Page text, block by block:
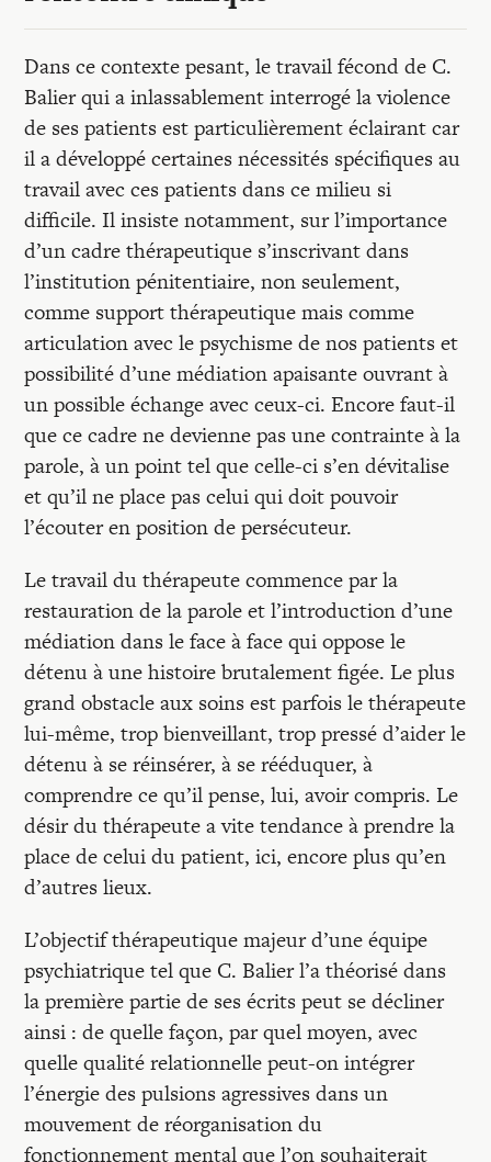
Dans ce contexte pesant, le travail fécond de C.
Balier qui a inlassablement interrogé la violence
de ses patients est particulièrement éclairant car
il a développé certaines nécessités spécifiques au
travail avec ces patients dans ce milieu si
difficile. Il insiste notamment, sur l’importance
d’un cadre thérapeutique s’inscrivant dans
l’institution pénitentiaire, non seulement,
comme support thérapeutique mais comme
articulation avec le psychisme de nos patients et
possibilité d’une médiation apaisante ouvrant à
un possible échange avec ceux-ci. Encore faut-il
que ce cadre ne devienne pas une contrainte à la
parole, à un point tel que celle-ci s’en dévitalise
et qu’il ne place pas celui qui doit pouvoir
l’écouter en position de persécuteur.
Le travail du thérapeute commence par la
restauration de la parole et l’introduction d’une
médiation dans le face à face qui oppose le
détenu à une histoire brutalement figée. Le plus
grand obstacle aux soins est parfois le thérapeute
lui-même, trop bienveillant, trop pressé d’aider le
détenu à se réinsérer, à se rééduquer, à
comprendre ce qu’il pense, lui, avoir compris. Le
désir du thérapeute a vite tendance à prendre la
place de celui du patient, ici, encore plus qu’en
d’autres lieux.
L’objectif thérapeutique majeur d’une équipe
psychiatrique tel que C. Balier l’a théorisé dans
la première partie de ses écrits peut se décliner
ainsi : de quelle façon, par quel moyen, avec
quelle qualité relationnelle peut-on intégrer
l’énergie des pulsions agressives dans un
mouvement de réorganisation du
fonctionnement mental que l’on souhaiterait